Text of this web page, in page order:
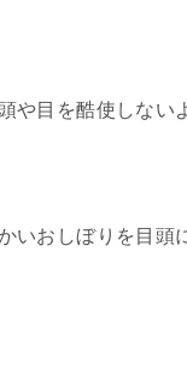
や目を酷使しない
いおしぼりを目頭